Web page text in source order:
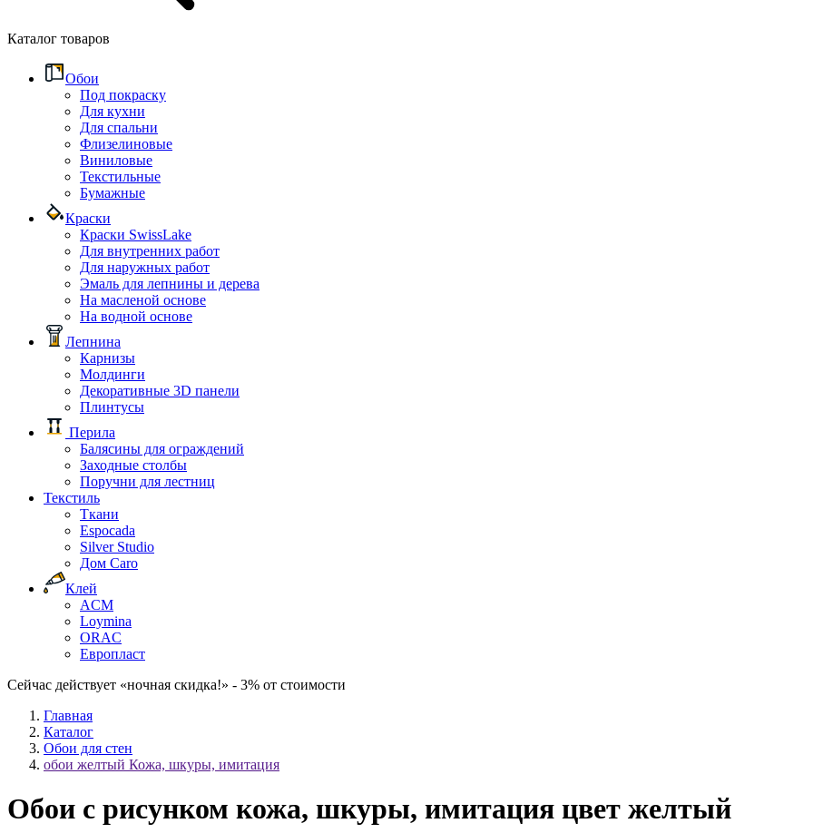
Каталог товаров
Обои
Под покраску
Для кухни
Для спальни
Флизелиновые
Виниловые
Текстильные
Бумажные
Краски
Краски SwissLake
Для внутренних работ
Для наружных работ
Эмаль для лепнины и дерева
На масленой основе
На водной основе
Лепнина
Карнизы
Молдинги
Декоративные 3D панели
Плинтусы
Перила
Балясины для ограждений
Заходные столбы
Поручни для лестниц
Текстиль
Ткани
Espocada
Silver Studio
Дом Caro
Клей
ACM
Loymina
ORAC
Европласт
Сейчас действует «ночная скидка!» - 3% от стоимости
Главная
Каталог
Обои для стен
обои желтый Кожа, шкуры, имитация
Обои с рисунком кожа, шкуры, имитация цвет желтый